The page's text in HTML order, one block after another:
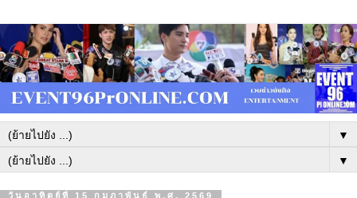
▼
▼
วันอาทิตย์ที่ 15 กุมภาพันธ์ พ.ศ. 2569